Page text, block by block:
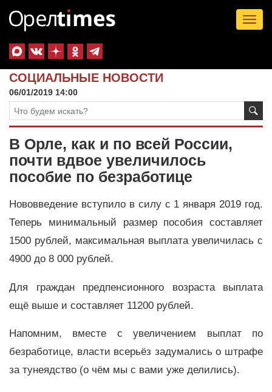
СОЦИАЛЬНЫЕ НОВОСТИ
06/01/2019 14:00
В Орле, как и по всей России,
почти вдвое увеличилось
пособие по безработице
Нововведение вступило в силу с 1 января 2019 год.
Теперь минимальный размер пособия составляет
1500 рублей, максимальная выплата увеличилась с
4900 до 8 000 рублей.
Для граждан предпенсионного возраста выплата
ещё выше и составляет 11200 рублей.
Напомним, вместе с увеличением выплат по
безработице, власти всерьёз задумались о штрафе
за тунеядство (о чём мы с вами уже делились).